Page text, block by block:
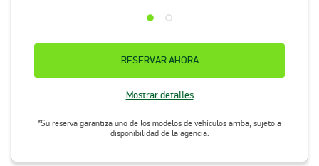
RESERVAR AHORA
Mostrar detalles
*Su reserva garantiza uno de los modelos de vehículos arriba, sujeto a
disponibilidad de la agencia.